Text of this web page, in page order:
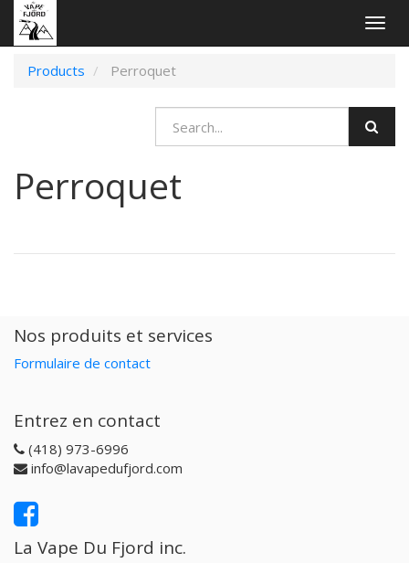
Products
Perroquet
Perroquet
Nos produits et services
Formulaire de contact
Entrez en contact
(418) 973-6996
info@lavapedufjord.com
La Vape Du Fjord inc.